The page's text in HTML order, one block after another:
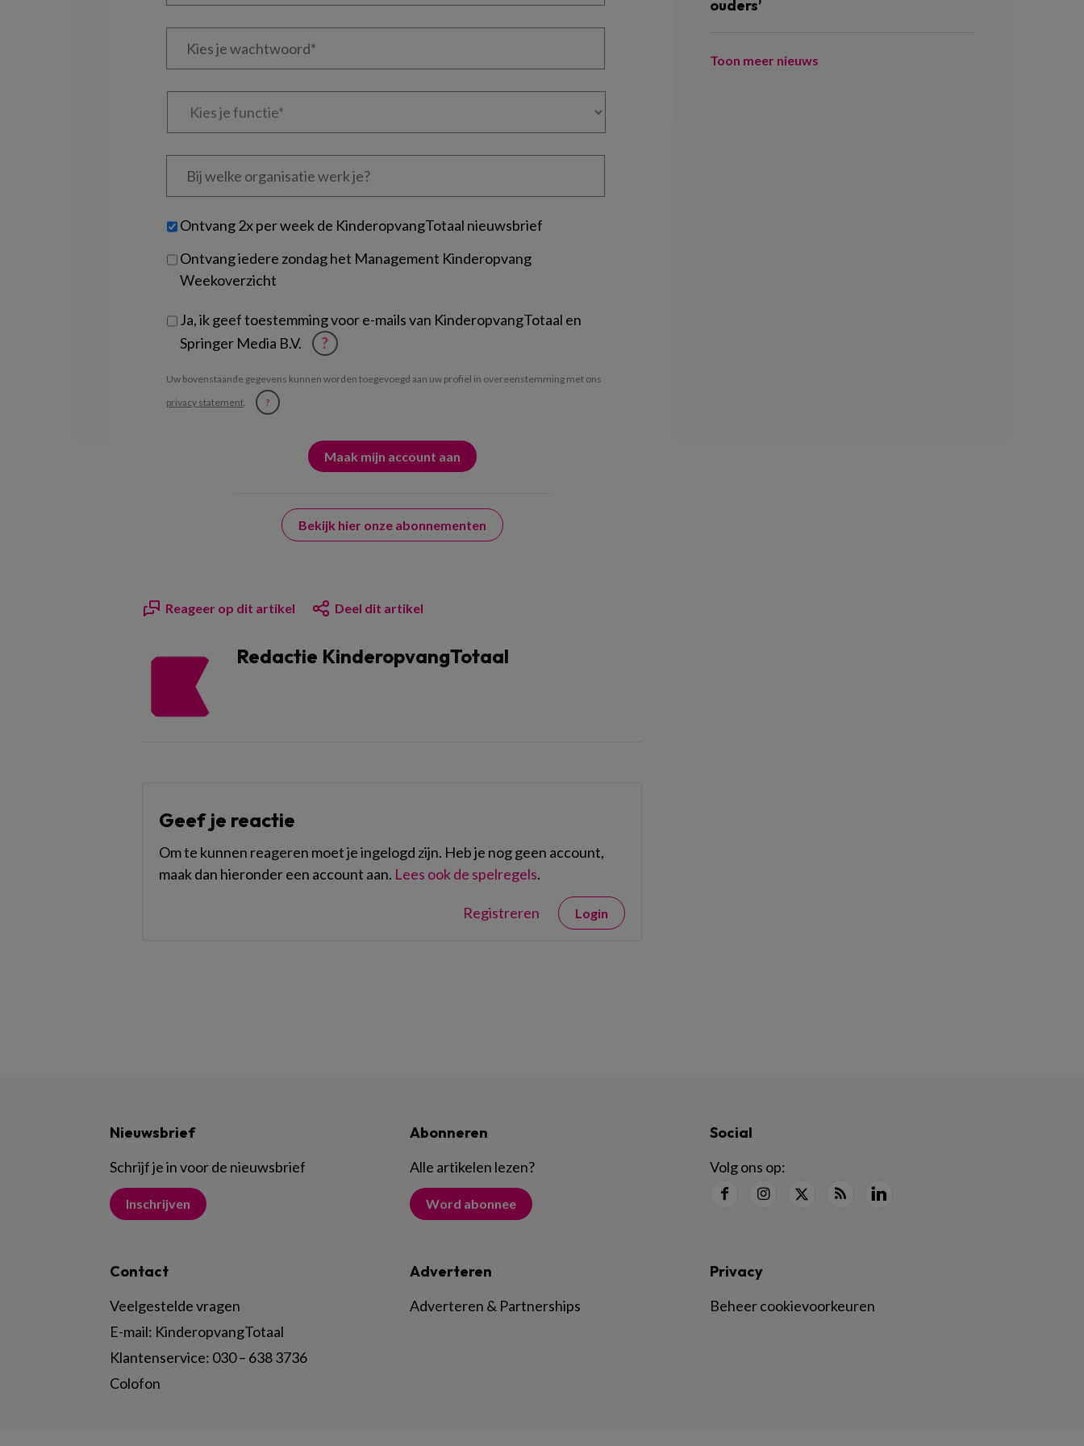
Kies
Kies
Bij
welke
je?
Untitled
Ontvang 2x per week de KinderopvangTotaal nieuwsbrief
Ontvang iedere zondag het Management Kinderopvang
Weekoverzicht
Ja, ik geef toestemming voor e-mails van KinderopvangTotaal en
Springer Media B.V.
?
Uw bovenstaande gegevens kunnen worden toegevoegd aan uw profiel in overeenstemming met ons
privacy statement. ?
Bekijk hier onze abonnementen
Reageer op dit artikel Deel dit artikel
Redactie KinderopvangTotaal
Geef je reactie
Om te kunnen reageren moet je ingelogd zijn. Heb je nog geen account,
maak dan hieronder een account aan. Lees ook de spelregels.
Registreren Login
ouders’
Toon meer nieuws
Nieuwsbrief
Schrijf je in voor de nieuwsbrief
Inschrijven
Abonneren
Alle artikelen lezen?
Word abonnee
Social
Volg ons op:
Contact
Veelgestelde vragen
E-mail: KinderopvangTotaal
Klantenservice: 030 – 638 3736
Colofon
Adverteren
Adverteren & Partnerships
Privacy
Beheer cookievoorkeuren